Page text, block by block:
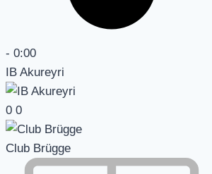
- 0:00
IB Akureyri
0 0
Club Brügge